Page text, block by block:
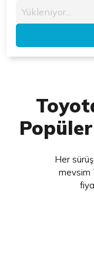
Yükleniyor...
Her
mevsim